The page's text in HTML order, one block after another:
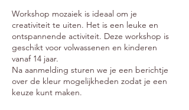
Workshop mozaiek is ideaal om je
creativiteit te uiten. Het is een leuke en
ontspannende activiteit. Deze workshop is
geschikt voor volwassenen en kinderen
vanaf 14 jaar.
Na aanmelding sturen we je een berichtje
over de kleur mogelijkheden zodat je een
keuze kunt maken.